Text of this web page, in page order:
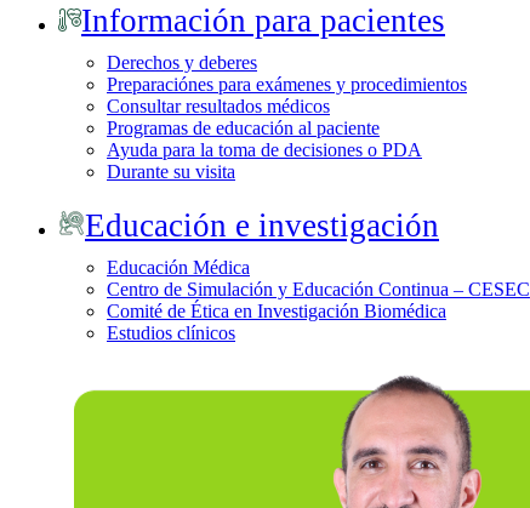
Información para pacientes
Derechos y deberes
Preparaciónes para exámenes y procedimientos
Consultar resultados médicos
Programas de educación al paciente
Ayuda para la toma de decisiones o PDA
Durante su visita
Educación e investigación
Educación Médica
Centro de Simulación y Educación Continua – CESEC
Comité de Ética en Investigación Biomédica
Estudios clínicos